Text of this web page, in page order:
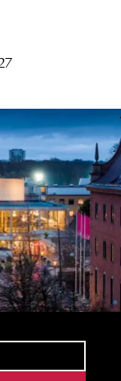
biljettsläpp.